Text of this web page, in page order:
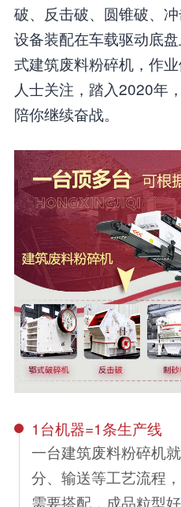
破、反击破、圆锥破、
设备装配在车载驱动底
式建筑废料粉碎机，作
人士关注，踏入2020年
陪你继续奋战。
1台机器=1条生产线
一台建筑废料粉碎机
分、输送等工艺流程
需要搭配，成品粒型